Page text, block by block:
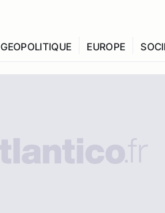
GEOPOLITIQUE EUROPE